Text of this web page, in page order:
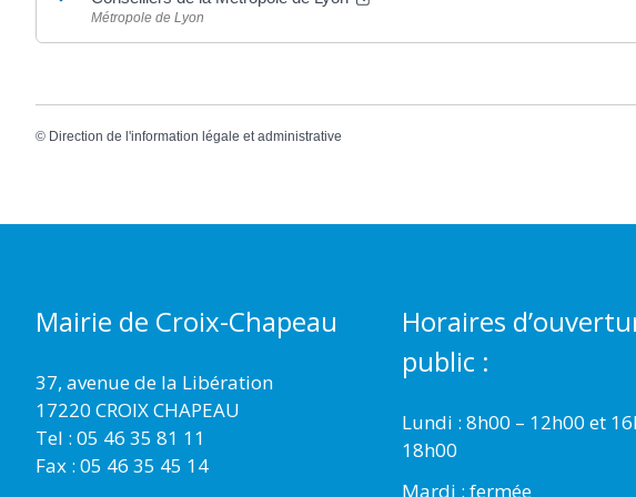
Métropole de Lyon
© Direction de l'information légale et administrative
Mairie de Croix-Chapeau
37, avenue de la Libération
17220 CROIX CHAPEAU
Tel : 05 46 35 81 11
Fax : 05 46 35 45 14
Horaires
public :
Lundi : 8h00 – 12h00 et
18h00
Mardi : fermée